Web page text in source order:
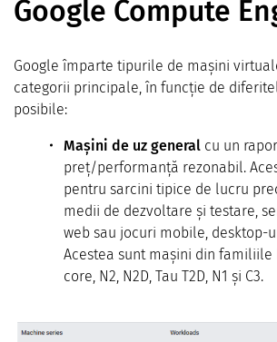
Google Compute
Google împarte tipurile de mașini
categorii principale, în funcție de
posibile:
Mașini de uz general cu un
preț/performanță rezonabil.
pentru sarcini tipice de lucru
medii de dezvoltare și testare,
web sau jocuri mobile, desktop-
Acestea sunt mașini din familiile
core, N2, N2D, Tau T2D, N1 și C3.